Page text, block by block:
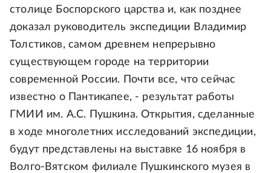
столице Боспорского царства и, как позднее
доказал руководитель экспедиции Владимир
Толстиков, самом древнем непрерывно
существующем городе на территории
современной России. Почти все, что сейчас
известно о Пантикапее, - результат работы
ГМИИ им. А.С. Пушкина. Открытия, сделанные
в ходе многолетних исследований экспедиции,
будут представлены на выставке 16 ноября в
Волго-Вятском филиале Пушкинского музея в